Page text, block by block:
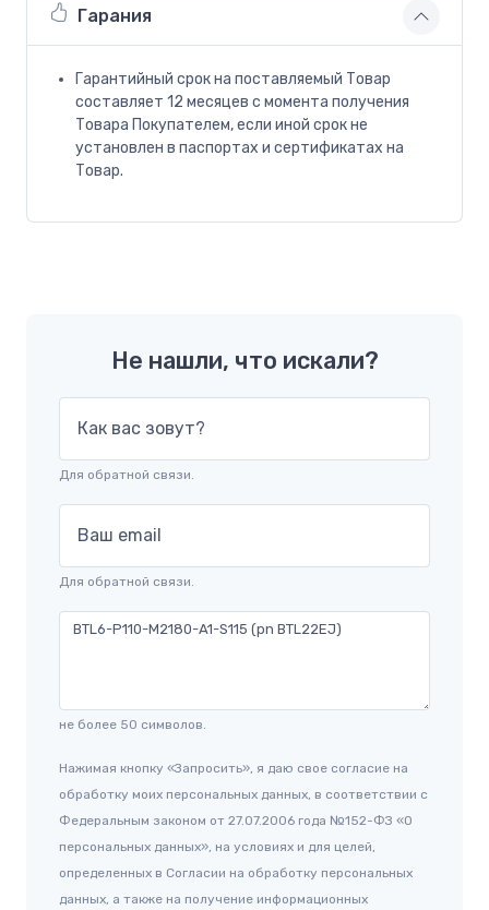
Гарания
Гарантийный срок на поставляемый Товар
составляет 12 месяцев с момента получения
Товара Покупателем, если иной срок не
установлен в паспортах и сертификатах на
Товар.
Не нашли, что искали?
Как вас зовут?
Для обратной связи.
Ваш email
Для обратной связи.
не более 50 символов.
Нажимая кнопку «Запросить», я даю свое согласие на
обработку моих персональных данных, в соответствии с
Федеральным законом от 27.07.2006 года №152-ФЗ «О
персональных данных», на условиях и для целей,
определенных в Согласии на обработку персональных
данных, а также на получение информационных